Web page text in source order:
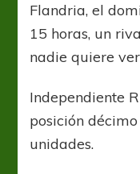
Flandria, el
15 horas, un
nadie quiere
Independiente
posición
unidades.